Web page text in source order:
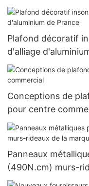
Plafond décoratif
d'alliage
Conceptions de
pour centre
Panneaux
(490N.cm) murs-
personnalisés